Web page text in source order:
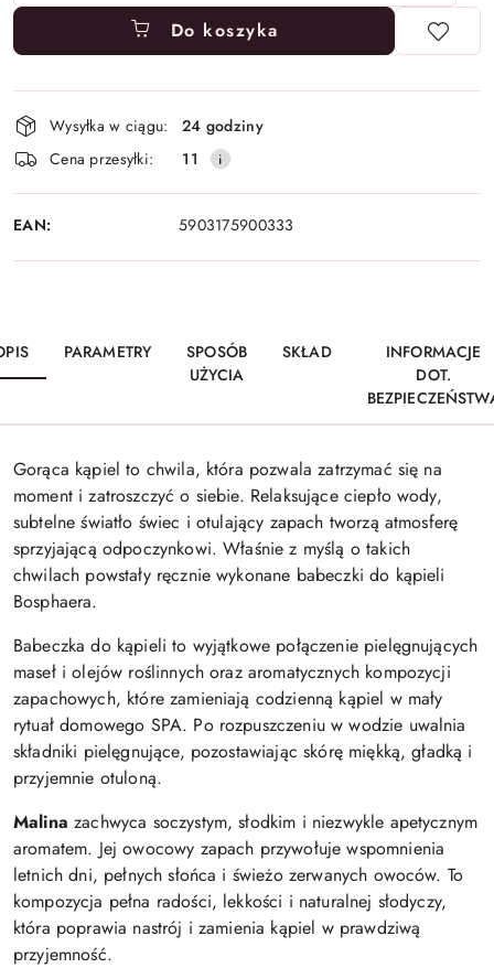
Do koszyka
Dostępność
i
dostawa
Wysyłka w ciągu:
24 godziny
Cena przesyłki:
11
EAN: 5903175900333
PARAMETRY
SPOSÓB
UŻYCIA
SKŁAD
INFORMACJE
DOT.
Gorąca kąpiel to chwila, która pozwala zatrzymać się na
moment i zatroszczyć o siebie. Relaksujące ciepło wody,
subtelne światło świec i otulający zapach tworzą atmosferę
sprzyjającą odpoczynkowi. Właśnie z myślą o takich
chwilach powstały ręcznie wykonane babeczki do kąpieli
Bosphaera.
Babeczka do kąpieli to wyjątkowe połączenie pielęgnujących
maseł i olejów roślinnych oraz aromatycznych kompozycji
zapachowych, które zamieniają codzienną kąpiel w mały
rytuał domowego SPA. Po rozpuszczeniu w wodzie uwalnia
składniki pielęgnujące, pozostawiając skórę miękką, gładką i
przyjemnie otuloną.
Malina zachwyca soczystym, słodkim i niezwykle apetycznym
aromatem. Jej owocowy zapach przywołuje wspomnienia
letnich dni, pełnych słońca i świeżo zerwanych owoców. To
kompozycja pełna radości, lekkości i naturalnej słodyczy,
która poprawia nastrój i zamienia kąpiel w prawdziwą
przyjemność.